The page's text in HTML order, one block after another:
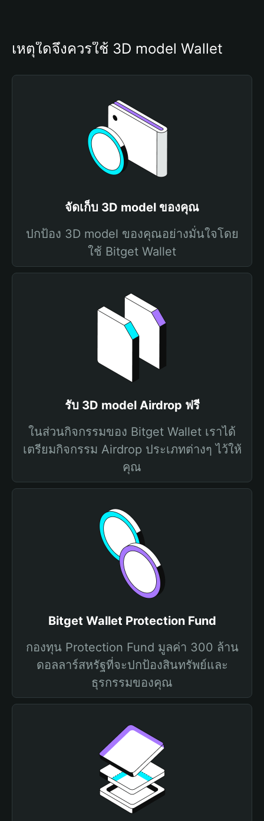
เหตุใดจึงควรใช้ 3D model Wallet
จัดเก็บ 3D model ของคุณ
ปกป้อง 3D model ของคุณอย่างมั่นใจโดย
ใช้ Bitget Wallet
รับ 3D model Airdrop ฟรี
ในส่วนกิจกรรมของ Bitget Wallet เราได้
เตรียมกิจกรรม Airdrop ประเภทต่างๆ ไว้ให้
คุณ
Bitget Wallet Protection Fund
กองทุน Protection Fund มูลค่า 300 ล้าน
ดอลลาร์สหรัฐที่จะปกป้องสินทรัพย์และ
ธุรกรรมของคุณ